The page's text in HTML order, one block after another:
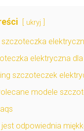
ukryj
elektryczna
szczoteczek
modele
odpowiednia